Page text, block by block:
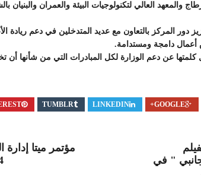
دور المركز بالتعاون مع عديد المتدخلين في دعم ريادة
أعمال دامجة ومستدامة.
كلمتها عن دعم الوزارة لكل المبادرات التي من شأنها
GOOGLE+
LINKEDIN
TUMBLR
مؤتمر ميتا إدارة
:الفيلم
" في
الدولية…التجربة
مهم جدا أن يتواصل
بوزيان للمسرح
بدونه